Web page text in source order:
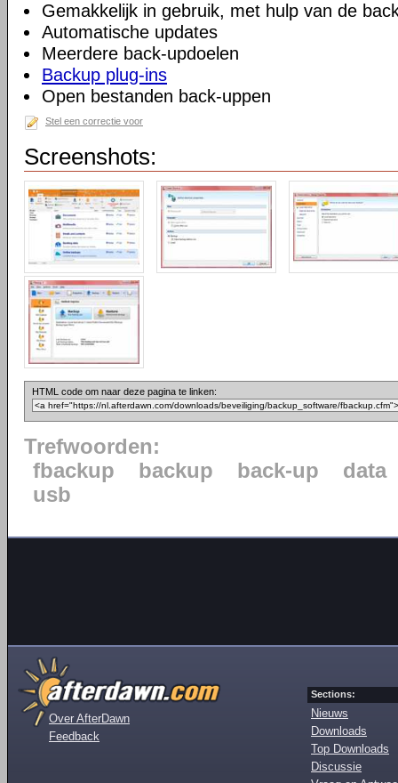
Gemakkelijk in gebruik, met hulp van de
Automatische updates
Meerdere back-updoelen
Backup plug-ins
Open bestanden back-uppen
Stel een correctie voor
Screenshots:
HTML code om naar deze pagina te linken:
Trefwoorden:
fbackup
backup back-up
data
usb
Over AfterDawn
Feedback
Sections:
Nieuws
Downloads
Top Downloads
Discussie